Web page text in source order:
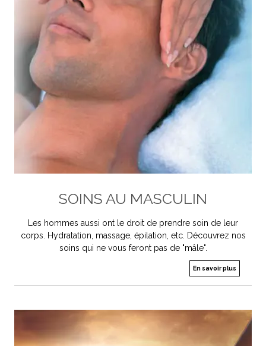
SOINS AU MASCULIN
Les hommes aussi ont le droit de prendre soin de leur
corps. Hydratation, massage, épilation, etc. Découvrez nos
soins qui ne vous feront pas de "mâle".
En savoir plus